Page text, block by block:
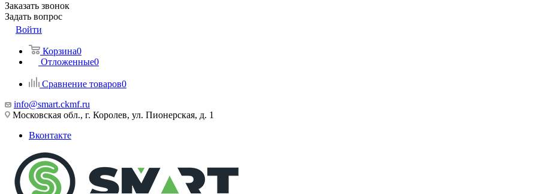
Заказать звонок
Задать вопрос
Войти
Корзина0
Отложенные0
Сравнение товаров0
info@smart.ckmf.ru
Московская обл., г. Королев, ул. Пионерская, д. 1
Вконтакте